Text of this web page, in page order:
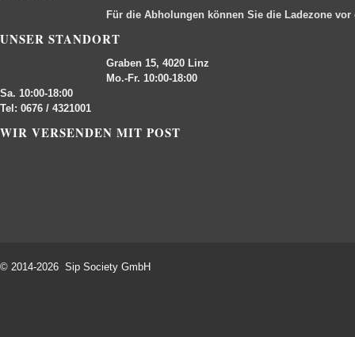
Für die Abholungen können Sie die Ladezone
UNSER STANDORT
Graben 15, 4020 Linz
Mo.-Fr. 10:00-18:00
Sa. 10:00-18:00
Tel: 0676 / 4321001
WIR VERSENDEN MIT POST
© 2014-2026 Sip Society GmbH